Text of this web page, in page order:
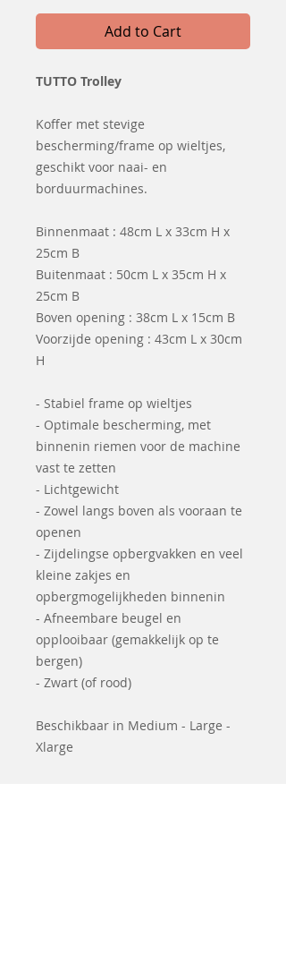
Add to Cart
TUTTO Trolley
Koffer met stevige
bescherming/frame op wieltjes,
geschikt voor naai- en
borduurmachines.
Binnenmaat : 48cm L x 33cm H x
25cm B
Buitenmaat : 50cm L x 35cm H x
25cm B
Boven opening : 38cm L x 15cm B
Voorzijde opening : 43cm L x 30cm
H
- Stabiel frame op wieltjes
- Optimale bescherming, met
binnenin riemen voor de machine
vast te zetten
- Lichtgewicht
- Zowel langs boven als vooraan te
openen
- Zijdelingse opbergvakken en veel
kleine zakjes en
opbergmogelijkheden binnenin
- Afneembare beugel en
opplooibaar (gemakkelijk op te
bergen)
- Zwart (of rood)
Beschikbaar in Medium - Large -
Xlarge